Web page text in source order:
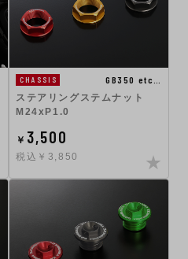
CHASSIS
GB350 etc…
ステアリングステムナット
M24xP1.0
￥ 3,500
税込￥3,850